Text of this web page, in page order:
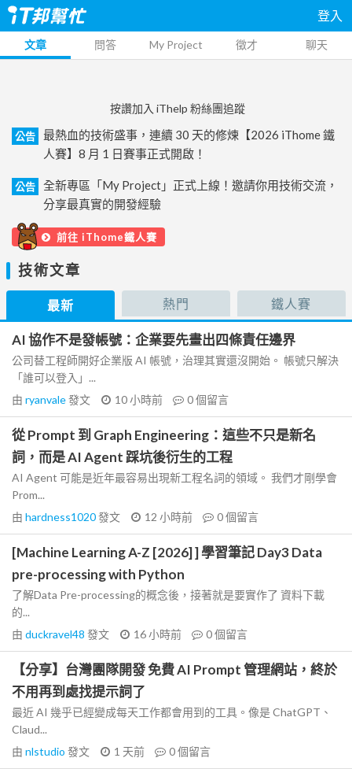
登入
文章 問答 My Project 徵才 聊天
按讚加入 iThelp 粉絲團追蹤
公告
最熱血的技術盛事，連續 30 天的修煉【2026 iThome 鐵
人賽】8 月 1 日賽事正式開啟！
公告
全新專區「My Project」正式上線！邀請你用技術交流，
分享最真實的開發經驗
前往 iThome鐵人賽
技術文章
最新 熱門 鐵人賽
AI 協作不是發帳號：企業要先畫出四條責任邊界
公司替工程師開好企業版 AI 帳號，治理其實還沒開始。 帳號只解決
「誰可以登入」...
由 ryanvale發文 10 小時前 0個留言
從 Prompt 到 Graph Engineering：這些不只是新名
詞，而是 AI Agent 踩坑後衍生的工程
AI Agent 可能是近年最容易出現新工程名詞的領域。 我們才剛學會
Prom...
由 hardness1020發文 12 小時前 0個留言
[Machine Learning A-Z [2026] ] 學習筆記 Day3 Data
pre-processing with Python
了解Data Pre-processing的概念後，接著就是要實作了 資料下載
的...
由 duckravel48 發文 16 小時前 0個留言
【分享】台灣團隊開發 免費 AI Prompt 管理網站，終於
不用再到處找提示詞了
最近 AI 幾乎已經變成每天工作都會用到的工具。像是 ChatGPT、
Claud...
由 nlstudio 發文 1 天前 0個留言